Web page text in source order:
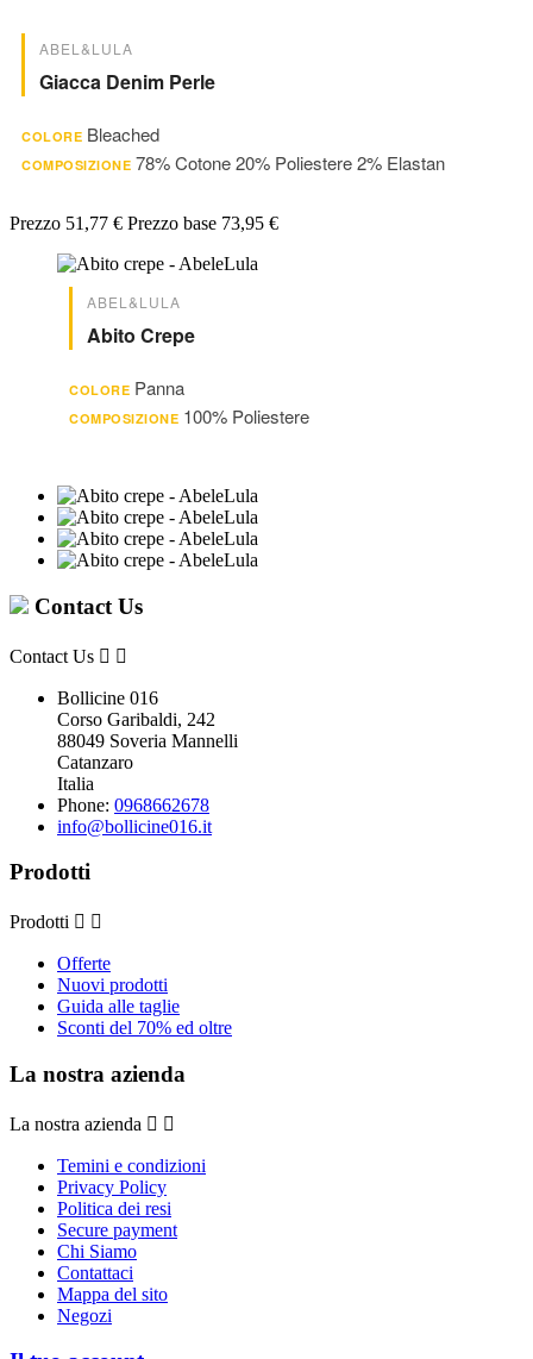
ABEL&LULA
Giacca Denim Perle
COLORE Bleached
COMPOSIZIONE 78% Cotone 20% Poliestere 2% Elastan
Prezzo 51,77 € Prezzo base 73,95 €
ABEL&LULA
Abito Crepe
COLORE Panna
COMPOSIZIONE 100% Poliestere
Contact Us
Contact Us  
Bollicine 016
Corso Garibaldi, 242
88049 Soveria Mannelli
Catanzaro
Italia
Phone: 0968662678
info@bollicine016.it
Prodotti
Prodotti  
Offerte
Nuovi prodotti
Guida alle taglie
Sconti del 70% ed oltre
La nostra azienda
La nostra azienda  
Temini e condizioni
Privacy Policy
Politica dei resi
Secure payment
Chi Siamo
Contattaci
Mappa del sito
Negozi